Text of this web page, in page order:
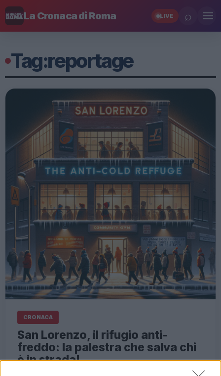
La Cronaca di Roma LIVE ⌕
Tag:reportage
CRONACA
San Lorenzo, il rifugio anti-
freddo: la palestra che salva chi
è in strada!